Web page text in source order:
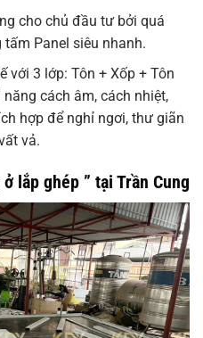
cho chủ đầu tư bởi quá
Panel siêu nhanh.
với 3 lớp: Tôn + Xốp + Tôn
cách âm, cách nhiệt,
hợp để nghỉ ngơi, thư giãn
vả.
lắp ghép ” tại Trần Cung